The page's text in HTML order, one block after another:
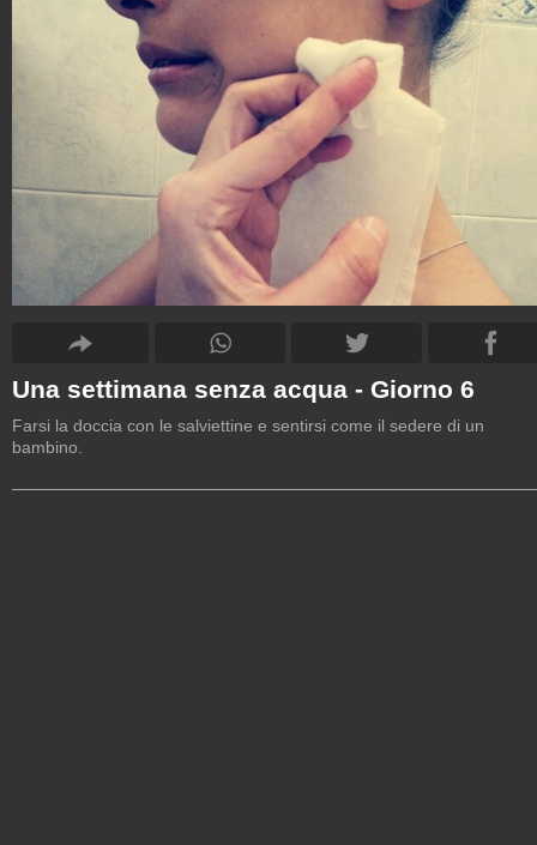
Una settimana senza acqua - Giorno 6
Farsi la doccia con le salviettine e sentirsi come il sedere di un
bambino.